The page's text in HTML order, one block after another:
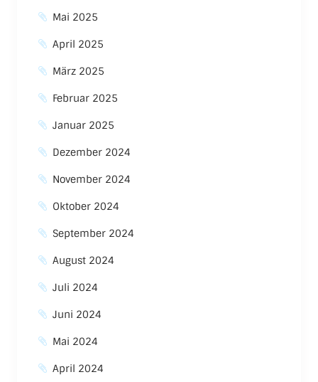
Mai 2025
April 2025
März 2025
Februar 2025
Januar 2025
Dezember 2024
November 2024
Oktober 2024
September 2024
August 2024
Juli 2024
Juni 2024
Mai 2024
April 2024